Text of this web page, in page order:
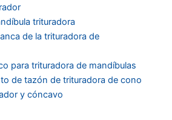
trituradora
de la trituradora de
para trituradora de mandíbulas
de tazón de trituradora de cono
y cóncavo